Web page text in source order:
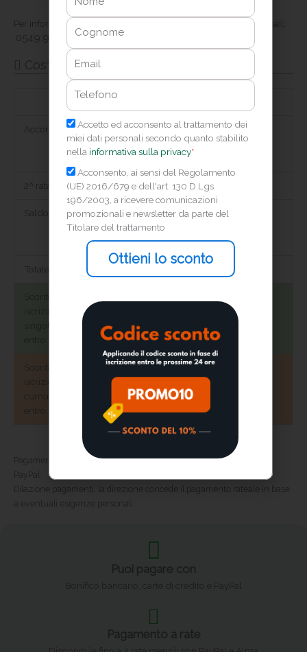
Per informazioni contattare i seguenti recapiti telefonici ed e-mail:
0549.98.00.07 oppure
Costo e modalità di pagamento
Unica Soluzione
Acconto
€1000
all’atto
2^ rata
Saldo
€1800
all’atto
dell’iscrizione
€800
lezioni
Totale
risparmi €180
Sconto 20%
iscrizioni
cumulative
entro il 13/08
€1440
risparmi €360
€1440
risparmi €360
Pagamenti accettati:
Bonifico bancario, Eurogiro, Carte di credito e
Dilazione pagamenti:
a eventuali esigenze personali.
Cognome
Email
Telefono
Privacy
Accetto ed acconsento al trattamento dei
miei dati personali secondo quanto stabilito
nella informativa sulla privacy*
Marketing
Acconsento, ai sensi del Regolamento
(UE) 2016/679 e dell'art. 130 D.Lgs.
196/2003, a ricevere comunicazioni
promozionali e newsletter da parte del
Titolare del trattamento
Ottieni lo sconto